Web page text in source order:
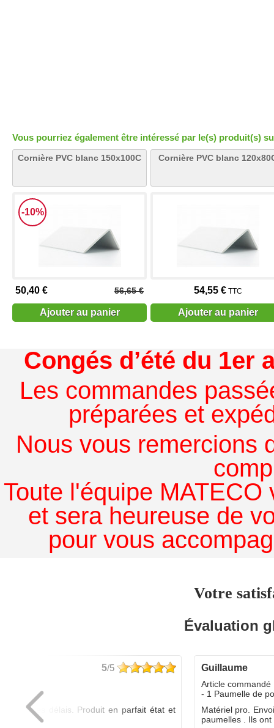
Vous pourriez également être intéressé par le(s) produit(s)
Cornière PVC blanc 150x100C
-10%
56,65 €
50,40 €
Ajouter au panier
Cornière PVC blanc
54,55 €TTC
Ajouter au panier
Congés d’été du 1er
Les commandes
préparées et
Nous vous remercions
Toute l'équipe
et sera heureuse de
pour vous
Votre
Évaluation
5/5
dans les délais. Produit en parfait état et
guillaume
Article commandé
- 1 Paumelle de
Matériel pro.
paumelles . Ils ont